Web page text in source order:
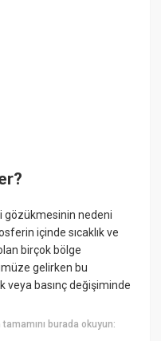
gözükmesinin nedeni
içinde sıcaklık ve
birçok bölge
gelirken bu
veya basınç değişiminde
tamamını burada okuyun: